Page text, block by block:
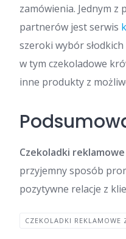
zamówienia. Jednym
partnerów jest serwis
szeroki wybór
w tym czekoladowe
inne produkty z
Czekoladki
przyjemny sposób
pozytywne relacje z
CZEKOLADKI REKLAMOWE